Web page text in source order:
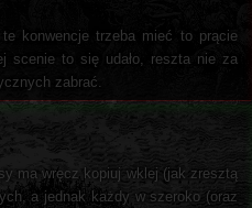
konwencje trzeba mieć to prącie
scenie to się udało, reszta nie za
zabrać.
ma wręcz kopiuj wklej (jak zresztą
a jednak każdy w szeroko (oraz